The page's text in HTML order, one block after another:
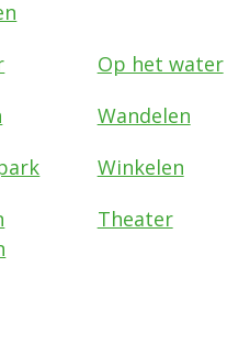
Op het water
Wandelen
Winkelen
Theater